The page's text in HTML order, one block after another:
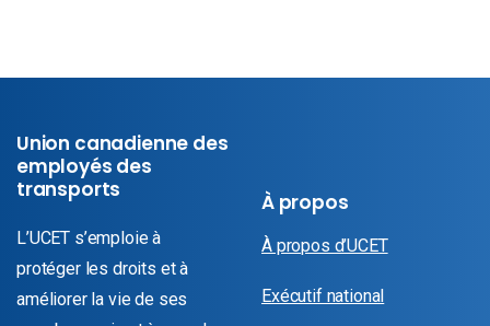
Union canadienne des
employés des
transports
L’UCET s’emploie à
protéger les droits et à
améliorer la vie de ses
À propos
À propos d’UCET
Exécutif national